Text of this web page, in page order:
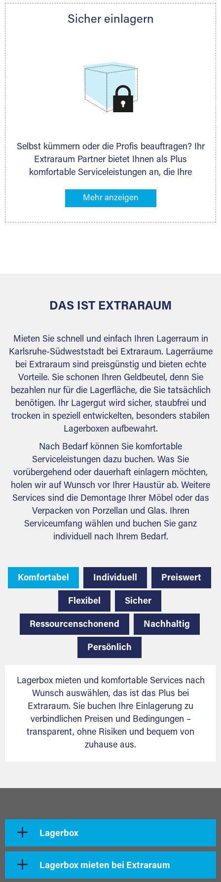
persönlich hinsichtlich Lagervolumen und zu
Sicher einlagern
Selbst kümmern oder die Profis beauftragen? Ihr
Extraraum Partner bietet Ihnen als Plus
komfortable Serviceleistungen an, die Ihre
gehören z. B. Verpackungsservice, Lieferung von
Ihr Lagergut wird bei Ihrem Extraraum Partner
DAS IST EXTRARAUM
Mieten Sie schnell und einfach Ihren Lagerraum in
Karlsruhe-Südweststadt bei Extraraum. Lagerräume
bei Extraraum sind preisgünstig und bieten echte
Vorteile. Sie schonen Ihren Geldbeutel, denn Sie
bezahlen nur für die Lagerfläche, die Sie tatsächlich
benötigen. Ihr Lagergut wird sicher, staubfrei und
trocken in speziell entwickelten, besonders stabilen
Lagerboxen aufbewahrt.
Nach Bedarf können Sie komfortable
Serviceleistungen dazu buchen. Was Sie
vorübergehend oder dauerhaft einlagern möchten,
holen wir auf Wunsch vor Ihrer Haustür ab. Weitere
Services sind die Demontage Ihrer Möbel oder das
Verpacken von Porzellan und Glas. Ihren
Serviceumfang wählen und buchen Sie ganz
individuell nach Ihrem Bedarf.
Komfortabel Individuell Preiswert
Flexibel Sicher
Ressourcenschonend Nachhaltig
Persönlich
Lagerbox mieten und komfortable Services nach
Wunsch auswählen, das ist das Plus bei
Extraraum. Sie buchen Ihre Einlagerung zu
verbindlichen Preisen und Bedingungen –
transparent, ohne Risiken und bequem von
zuhause aus.
Lagerbox
Lagerbox mieten bei Extraraum